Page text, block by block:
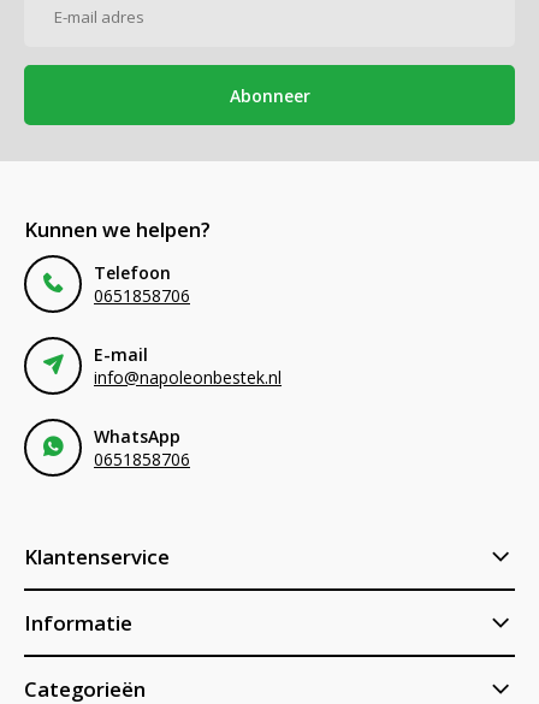
Abonneer
Kunnen we helpen?
Telefoon
0651858706
E-mail
info@napoleonbestek.nl
WhatsApp
0651858706
Klantenservice
Informatie
Categorieën